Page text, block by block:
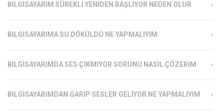
BILGISAYARIM SÜREKLI YENIDEN BAŞLIYOR NEDEN OLUR
BILGISAYARIMA SU DÖKÜLDÜ NE YAPMALIYIM
BILGISAYARIMDA SES ÇIKMIYOR SORUNU NASIL ÇÖZERIM
BILGISAYARIMDAN GARIP SESLER GELIYOR NE YAPMALIYIM